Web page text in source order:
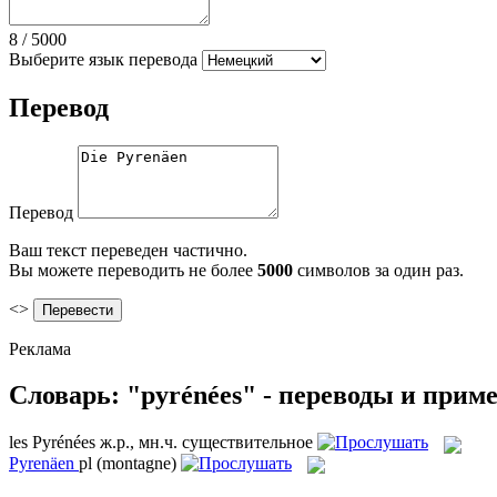
8 / 5000
Выберите язык перевода
Перевод
Перевод
Ваш текст переведен частично.
Вы можете переводить не более 5000 символов за один раз.
<>
Реклама
Словарь: "pyrénées" - переводы и
les Pyrénées ж.р., мн.ч. существительное
Pyrenäen pl (montagne)